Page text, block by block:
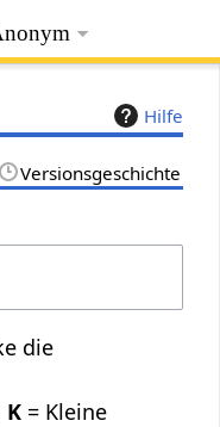
Hilfe
Versionsgeschichte
die
K = Kleine